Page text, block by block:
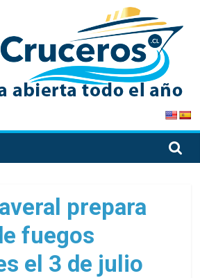
prepara
fuegos
el 3 de julio